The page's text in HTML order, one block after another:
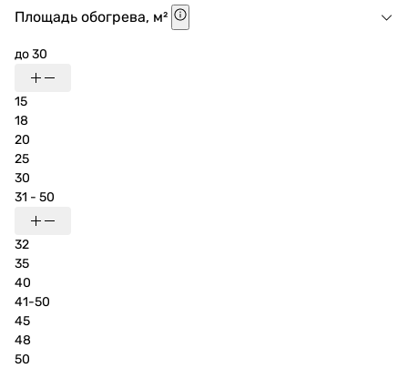
Площадь обогрева, м²
до 30
15
18
20
25
30
31 - 50
32
35
40
41-50
45
48
50